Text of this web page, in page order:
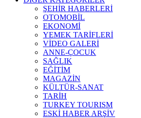
ŞEHİR HABERLERİ
OTOMOBİL
EKONOMİ
YEMEK TARİFLERİ
VİDEO GALERİ
ANNE-ÇOCUK
SAĞLIK
EĞİTİM
MAGAZİN
KÜLTÜR-SANAT
TARİH
TURKEY TOURISM
ESKİ HABER ARŞİV